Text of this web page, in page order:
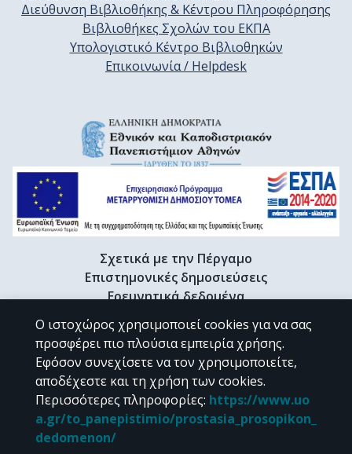
Διεύθυνση Βιβλιοθήκης & Κέντρου Πληροφόρησης
Βιβλιοθήκες Σχολών του ΕΚΠΑ
Υπολογιστικό Κέντρο Βιβλιοθηκών
Επικοινωνία / Helpdesk
Σχετικά με την Πέργαμο
Επιστημονικές δημοσιεύσεις
Ερευνητικά δεδομένα
Διδακτορικές διατριβές & Γκρίζα βιβλιογραφία
Προφίλ Ερευνητή
CC BY-NC 4.0
Εκτός αν αναφέρεται διαφορετικά, το υλικό της "Περγάμου" διατίθεται
Ο ιστοχώρος χρησιμοποιεί cookies για να σας
προσφέρει πιο πλούσια εμπειρία χρήσης.
Εφόσον συνεχίσετε να τον χρησιμοποιείτε,
αποδέχεστε και τη χρήση των cookies.
Περισσότερες πληροφορίες: https://www.uo
a.gr/to_panepistimio/prostasia_prosopikon_
dedomenon/